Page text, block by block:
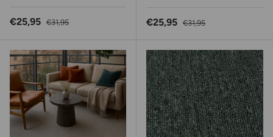
Alennushinta
€25,95 Normaalihinta
€31,95 Alennushinta
€25,95 Normaalihinta
€31,95